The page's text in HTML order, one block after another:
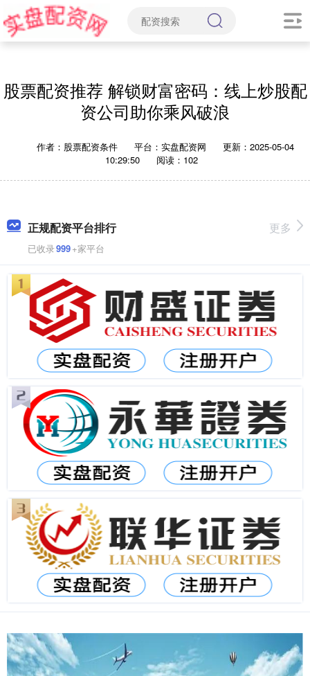
股票配资推荐 解锁财富密码：线上炒股配
资公司助你乘风破浪
作者：股票配资条件 平台：实盘配资网
更新：2025-05-04
10:29:50
阅读：102
正规配资平台排行
已收录999+家平台
更多